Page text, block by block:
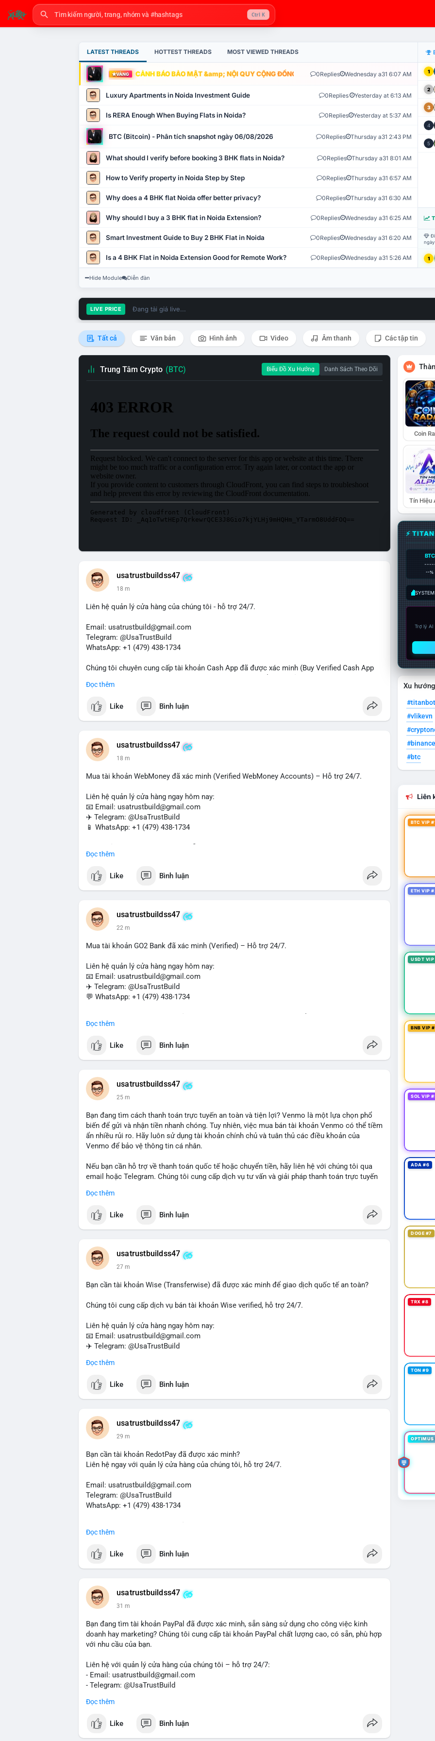
Ctrl K
LATEST THREADS HOTTEST THREADS MOST VIEWED THREADS
VÀNG CẢNH BÁO BẢO MẬT &amp; NỘI QUY CỘNG ĐỒNG VLIKE.VN: HỆ THỐNG GIÁM SÁT TỰ
0Replies Wednesday a31 6:07 AM
Luxury Apartments in Noida Investment Guide 0Replies Yesterday at 6:13 AM
Is RERA Enough When Buying Flats in Noida? 0Replies Yesterday at 5:37 AM
BTC (Bitcoin) - Phân tích snapshot ngày 06/08/2026 0Replies Thursday a31 2:43 PM
What should I verify before booking 3 BHK flats in Noida? 0Replies Thursday a31 8:01 AM
How to Verify property in Noida Step by Step 0Replies Thursday a31 6:57 AM
Why does a 4 BHK flat Noida offer better privacy? 0Replies Thursday a31 6:30 AM
Why should I buy a 3 BHK flat in Noida Extension? 0Replies Wednesday a31 6:25 AM
Smart Investment Guide to Buy 2 BHK Flat in Noida 0Replies Wednesday a31 6:20 AM
Is a 4 BHK Flat in Noida Extension Good for Remote Work? 0Replies Wednesday a31 5:26 AM
1
2
3
4
5
1
Hide Module Diễn đàn
LIVE PRICE Đang tải giá live...
Tất cả Văn bản Hình ảnh Video Âm thanh Các tập tin
Trung Tâm Crypto (BTC) Biểu Đồ Xu Hướng Danh Sách Theo Dõi
usatrustbuildss47
18 m
Liên hệ quản lý cửa hàng của chúng tôi - hỗ trợ 24/7.
Email: usatrustbuild@gmail.com
Telegram: @UsaTrustBuild
WhatsApp: +1 (479) 438-1734
Chúng tôi chuyên cung cấp tài khoản Cash App đã được xác minh (Buy Verified Cash App
toán USDT và các giao dịch tiền mặt tại Mỹ.
Liên hệ ngay để được tư vấn và hỗ trợ nhanh nhất!
#sendmoney
Đọc thêm
Like Bình luận
usatrustbuildss47
18 m
Mua tài khoản WebMoney đã xác minh (Verified WebMoney Accounts) – Hỗ trợ 24/7.
Liên hệ quản lý cửa hàng ngay hôm nay:
📧 Email: usatrustbuild@gmail.com
✈️ Telegram: @UsaTrustBuild
📱 WhatsApp: +1 (479) 438-1734
thanh toán trực tuyến, nhận tiền và chuyển tiền quốc tế.
#buyverifiedwebmoneyaccounts
#cashout
#sendmoney #trustbuild
Đọc thêm
Like Bình luận
usatrustbuildss47
22 m
Mua tài khoản GO2 Bank đã xác minh (Verified) – Hỗ trợ 24/7.
Liên hệ quản lý cửa hàng ngay hôm nay:
📧 Email: usatrustbuild@gmail.com
✈️ Telegram: @UsaTrustBuild
💬 WhatsApp: +1 (479) 438-1734
và thanh toán USDT.
#buyverifiedgo2bankaccounts #marketing
#sendmoney #mobiledeposit #pay #usdt
Đọc thêm
Like Bình luận
usatrustbuildss47
25 m
Bạn đang tìm cách thanh toán trực tuyến an toàn và tiện lợi? Venmo là một lựa chọn phổ
biến để gửi và nhận tiền nhanh chóng. Tuy nhiên, việc mua bán tài khoản Venmo có thể tiềm
ẩn nhiều rủi ro. Hãy luôn sử dụng tài khoản chính chủ và tuân thủ các điều khoản của
Venmo để bảo vệ thông tin cá nhân.
Nếu bạn cần hỗ trợ về thanh toán quốc tế hoặc chuyển tiền, hãy liên hệ với chúng tôi qua
email hoặc Telegram. Chúng tôi cung cấp dịch vụ tư vấn và giải pháp thanh toán trực tuyến
Email: usatrustbuild@gmail.com
Telegram: @UsaTrustBuild
#thanhtoanonline #venmo #chuyentien
Đọc thêm
Like Bình luận
usatrustbuildss47
27 m
Bạn cần tài khoản Wise (Transferwise) đã được xác minh để giao dịch quốc tế an toàn?
Chúng tôi cung cấp dịch vụ bán tài khoản Wise verified, hỗ trợ 24/7.
Liên hệ quản lý cửa hàng ngay hôm nay:
📧 Email: usatrustbuild@gmail.com
✈️ Telegram: @UsaTrustBuild
#buyverifiedwiseaccounts #marketing #seo #smm #trendingnow #cashout #sendmoney
Đọc thêm
Like Bình luận
usatrustbuildss47
29 m
Bạn cần tài khoản RedotPay đã được xác minh?
Liên hệ ngay với quản lý cửa hàng của chúng tôi, hỗ trợ 24/7.
Email: usatrustbuild@gmail.com
Telegram: @UsaTrustBuild
WhatsApp: +1 (479) 438-1734
#buyverifiedredotpayaccount
Đọc thêm
Like Bình luận
usatrustbuildss47
31 m
Bạn đang tìm tài khoản PayPal đã được xác minh, sẵn sàng sử dụng cho công việc kinh
doanh hay marketing? Chúng tôi cung cấp tài khoản PayPal chất lượng cao, có sẵn, phù hợp
với nhu cầu của bạn.
Liên hệ với quản lý cửa hàng của chúng tôi – hỗ trợ 24/7:
- Email: usatrustbuild@gmail.com
- Telegram: @UsaTrustBuild
dịch thuận lợi. Hãy nhắn tin ngay để được tư vấn chi tiết.
Đọc thêm
Like Bình luận
Coin
Tín Hiệu
⚡
BTC
--%
Trợ lý
Xu
#titanbot
#vlikevn
#btc
Liên
BTC VIP
ETH VIP
USDT
BNB VIP
SOL VIP
ADA #6
DOGE #7
TRX #8
TON #9
OPTIMUS